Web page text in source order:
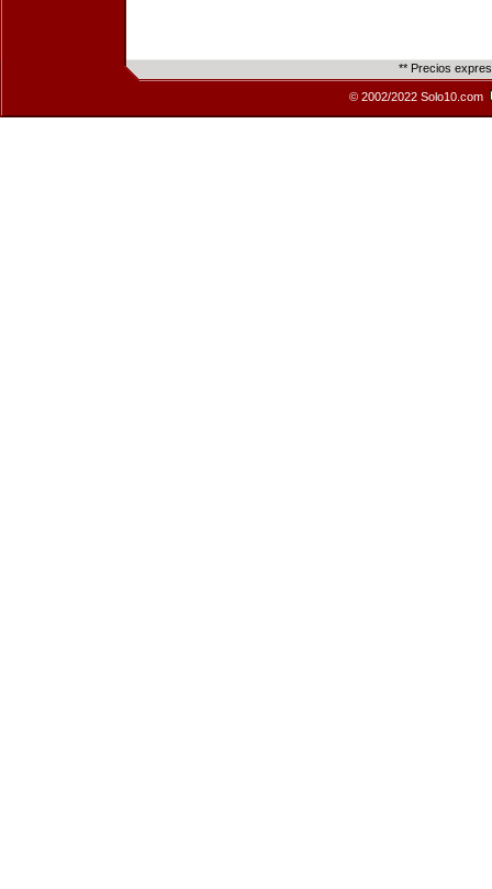
** Precios
© 2002/2022 Solo10.com